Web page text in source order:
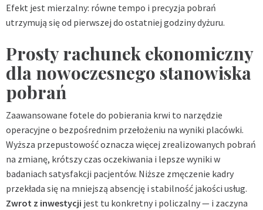
Efekt jest mierzalny: równe tempo i precyzja pobrań
utrzymują się od pierwszej do ostatniej godziny dyżuru.
Prosty rachunek ekonomiczny
dla nowoczesnego stanowiska
pobrań
Zaawansowane fotele do pobierania krwi to narzędzie
operacyjne o bezpośrednim przełożeniu na wyniki placówki.
Wyższa przepustowość oznacza więcej zrealizowanych pobrań
na zmianę, krótszy czas oczekiwania i lepsze wyniki w
badaniach satysfakcji pacjentów. Niższe zmęczenie kadry
przekłada się na mniejszą absencję i stabilność jakości usług.
Zwrot z inwestycji jest tu konkretny i policzalny — i zaczyna